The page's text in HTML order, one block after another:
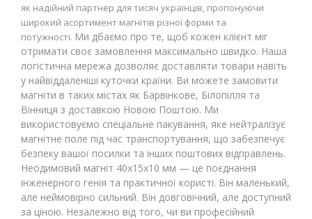
як надійний партнер для тисяч українців, пропонуючи
широкий асортимент магнітів різної форми та
потужності. Ми дбаємо про те, щоб кожен клієнт міг
отримати своє замовлення максимально швидко. Наша
логістична мережа дозволяє доставляти товари навіть
у найвіддаленіші куточки країни. Ви можете замовити
магніти в таких містах як Барвінкове, Білопілля та
Вінниця з доставкою Новою Поштою. Ми
використовуємо спеціальне пакування, яке нейтралізує
магнітне поле під час транспортування, що забезпечує
безпеку вашої посилки та інших поштових відправлень.
Неодимовий магніт 40х15х10 мм — це поєднання
інженерного генія та практичної користі. Він маленький,
але неймовірно сильний. Він довговічний, але доступний
за ціною. Незалежно від того, чи ви професійний